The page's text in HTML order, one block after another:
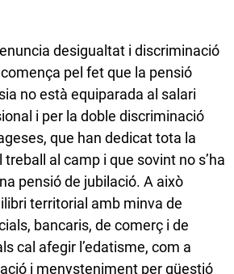
desigualtat i discriminació
pel fet que la pensió
no està equiparada al salari
i per la doble discriminació
que han dedicat tota la
al camp i que sovint no s’ha
pensió de jubilació. A això
territorial amb minva de
bancaris, de comerç i de
cal afegir l’edatisme, com a
i menysteniment per qüestió